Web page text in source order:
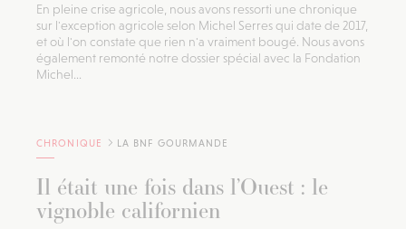
En pleine crise agricole, nous avons ressorti une chronique
sur l'exception agricole selon Michel Serres qui date de 2017,
et où l'on constate que rien n'a vraiment bougé. Nous avons
également remonté notre dossier spécial avec la Fondation
Michel...
CHRONIQUE LA BNF GOURMANDE
Il était une fois dans l’Ouest : le
vignoble californien